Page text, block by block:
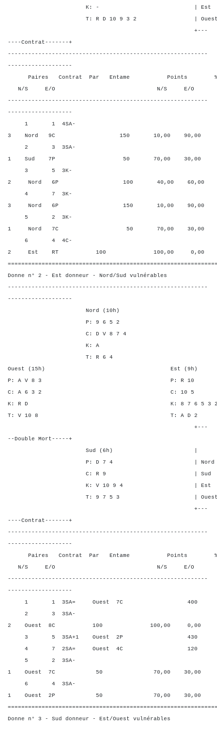
K: - | Est - - 2
T: R D 10 9 3 2 | Ouest -
+---
----Contrat-------+
-----------------------------------------------------------
-------------------
Paires Contrat Par Entame Points %
N/S E/O N/S E/O N/
-----------------------------------------------------------
-------------------
1 1 4SA-
3 Nord 9C 150 10,00 90,00
2 3 3SA-
1 Sud 7P 50 70,00 30,00
3 5 3K-
2 Nord 6P 100 40,00 60,00
4 7 3K-
3 Nord 6P 150 10,00 90,00
5 2 3K-
1 Nord 7C 50 70,00 30,00
6 4 4C-
2 Est RT 100 100,00 0,00
Donne n° 2 - Est donneur - Nord/Sud vulnérables
-----------------------------------------------------------
-------------------
Nord (10h)
P: 9 6 5 2
C: D V 8 7 4
K: A
T: R 6 4
Ouest (15h) Est (9h)
P: A V 8 3 P: R
C: A 6 3 2 C:
K: R D K: 8 7 6 5
T: V 10 8 T: A
+---
--Double Mort-----+
Sud (6h) | SA P C
P: D 7 4 | Nord - -
C: R 9 | Sud - -
K: V 10 9 4 | Est 2 2
T: 9 7 5 3 | Ouest 2 2
+---
----Contrat-------+
-----------------------------------------------------------
-------------------
Paires Contrat Par Entame Points %
N/S E/O N/S E/O N/
-----------------------------------------------------------
-------------------
1 1 3SA= Ouest 7C 400
2 3 3SA-
2 Ouest 8C 100 100,00 0,00
3 5 3SA+1 Ouest 2P 430
4 7 2SA= Ouest 4C 120
5 2 3SA-
1 Ouest 7C 50 70,00 30,00
6 4 3SA-
1 Ouest 2P 50 70,00 30,00
Donne n° 3 - Sud donneur - Est/Ouest vulnérables